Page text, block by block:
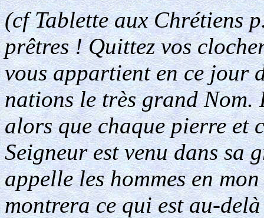
(cf Tablette aux Chrétiens
prêtres ! Quittez vos
vous appartient en ce jour
nations le très grand Nom.
alors que chaque pierre et
Seigneur est venu dans
appelle les hommes en
montrera ce qui est au-